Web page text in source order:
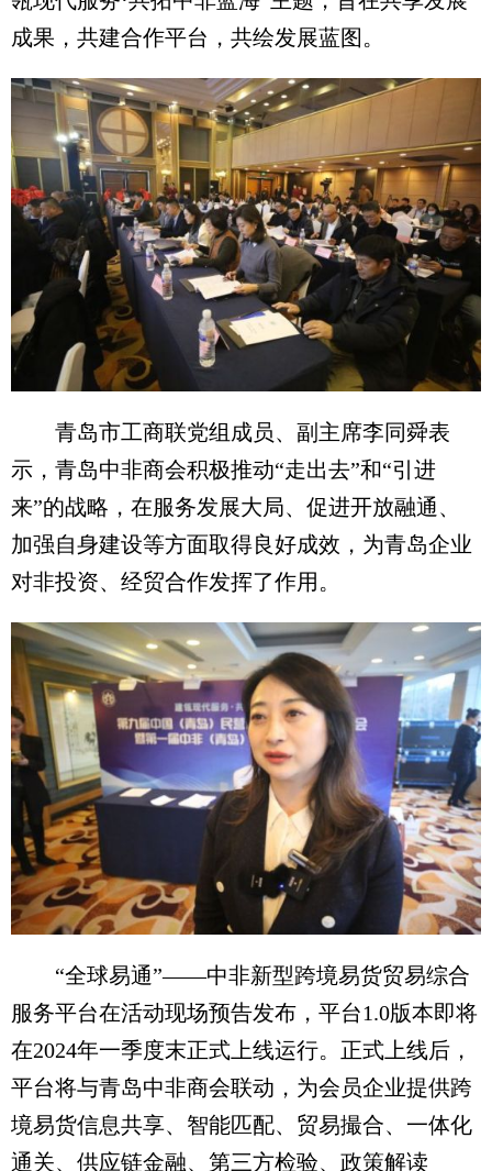
成果，共建合作平台，共绘发展蓝图。
青岛市工商联党组成员、副主席李同舜表
示，青岛中非商会积极推动“走出去”和“引进
来”的战略，在服务发展大局、促进开放融通、
加强自身建设等方面取得良好成效，为青岛企业
对非投资、经贸合作发挥了作用。
“全球易通”——中非新型跨境易货贸易综合
服务平台在活动现场预告发布，平台1.0版本即将
在2024年一季度末正式上线运行。正式上线后，
平台将与青岛中非商会联动，为会员企业提供跨
境易货信息共享、智能匹配、贸易撮合、一体化
通关、供应链金融、第三方检验、政策解读